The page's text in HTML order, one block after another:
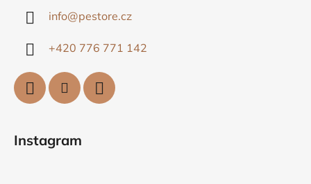
info@pestore.cz
+420 776 771 142
Instagram